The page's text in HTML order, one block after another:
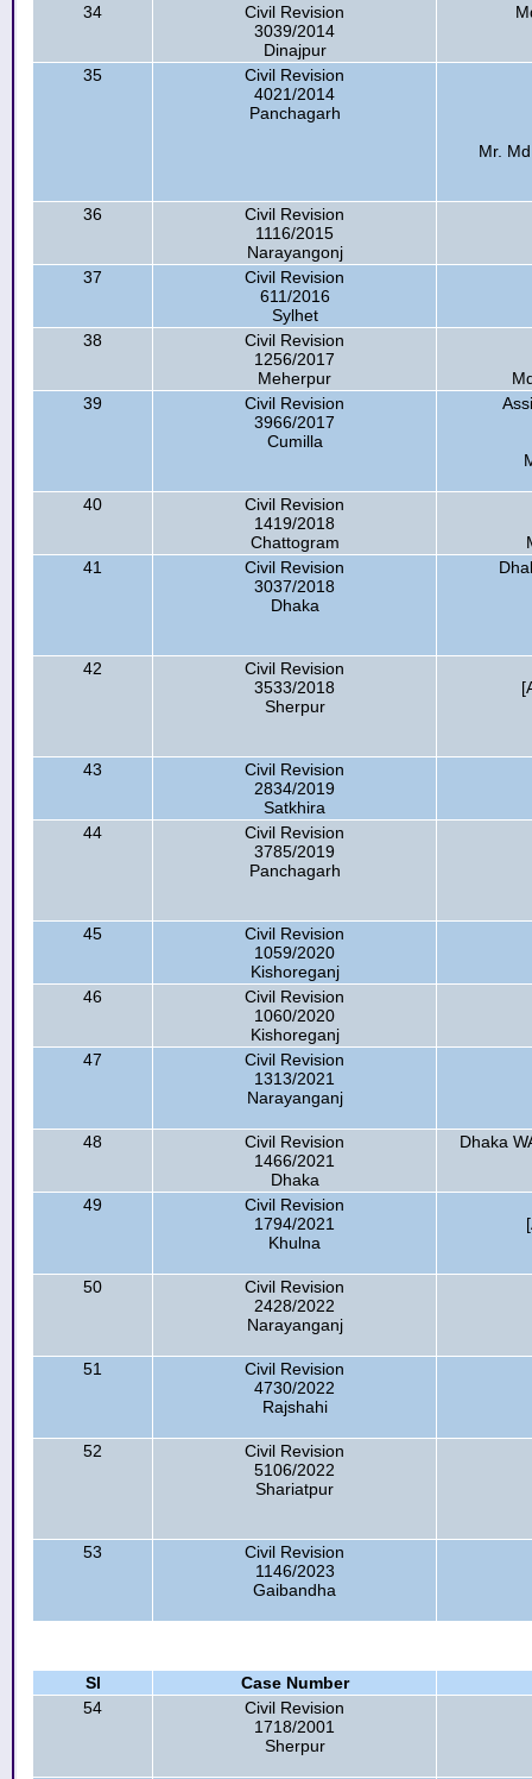
34
Civil Revision
3039/2014
Dinajpur
35
Civil Revision
4021/2014
Panchagarh
Mr.
36
Civil Revision
1116/2015
Narayangonj
37
Civil Revision
611/2016
Sylhet
38
Civil Revision
1256/2017
Meherpur
39
Civil Revision
3966/2017
Cumilla
40
Civil Revision
1419/2018
Chattogram
41
Civil Revision
3037/2018
Dhaka
42
Civil Revision
3533/2018
Sherpur
43
Civil Revision
2834/2019
Satkhira
44
Civil Revision
3785/2019
Panchagarh
45
Civil Revision
1059/2020
Kishoreganj
46
Civil Revision
1060/2020
Kishoreganj
47
Civil Revision
1313/2021
Narayanganj
48
Civil Revision
1466/2021
Dhaka
Dhaka
49
Civil Revision
1794/2021
Khulna
50
Civil Revision
2428/2022
Narayanganj
51
Civil Revision
4730/2022
Rajshahi
52
Civil Revision
5106/2022
Shariatpur
53
Civil Revision
1146/2023
Gaibandha
Sl
Case Number
54
Civil Revision
1718/2001
Sherpur